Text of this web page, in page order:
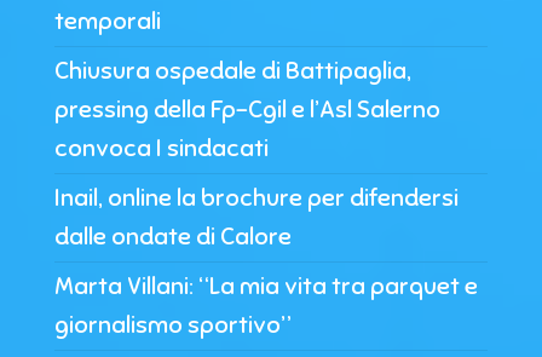
temporali
Chiusura ospedale di Battipaglia,
pressing della Fp-Cgil e l’Asl Salerno
convoca I sindacati
Inail, online la brochure per difendersi
dalle ondate di Calore
Marta Villani: “La mia vita tra parquet e
giornalismo sportivo”